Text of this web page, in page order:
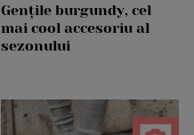
Gențile burgundy, cel
mai cool accesoriu al
sezonului